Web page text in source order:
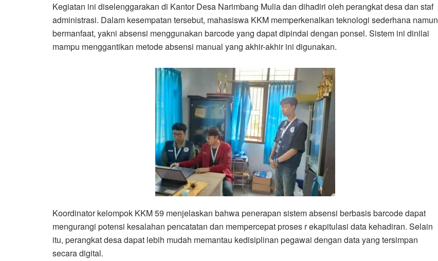
Kegiatan ini diselenggarakan di Kantor Desa Narimbang Mulia dan dihadiri oleh perangkat desa dan staf
administrasi. Dalam kesempatan tersebut, mahasiswa KKM memperkenalkan teknologi sederhana namun
bermanfaat, yakni absensi menggunakan barcode yang dapat dipindai dengan ponsel. Sistem ini dinilai
mampu menggantikan metode absensi manual yang akhir-akhir ini digunakan.
Koordinator kelompok KKM 59 menjelaskan bahwa penerapan sistem absensi berbasis barcode dapat
mengurangi potensi kesalahan pencatatan dan mempercepat proses r ekapitulasi data kehadiran. Selain
itu, perangkat desa dapat lebih mudah memantau kedisiplinan pegawai dengan data yang tersimpan
secara digital.